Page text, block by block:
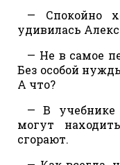
— Спокойно
удивилась
— Не в самое
Без особой
А что?
— В учебнике
могут
сгорают.